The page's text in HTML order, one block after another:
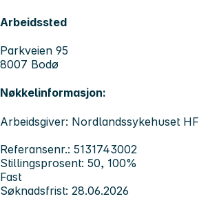
Arbeidssted
Parkveien 95
8007 Bodø
Nøkkelinformasjon:
Arbeidsgiver: Nordlandssykehuset HF
Referansenr.: 5131743002
Stillingsprosent: 50, 100%
Fast
Søknadsfrist: 28.06.2026